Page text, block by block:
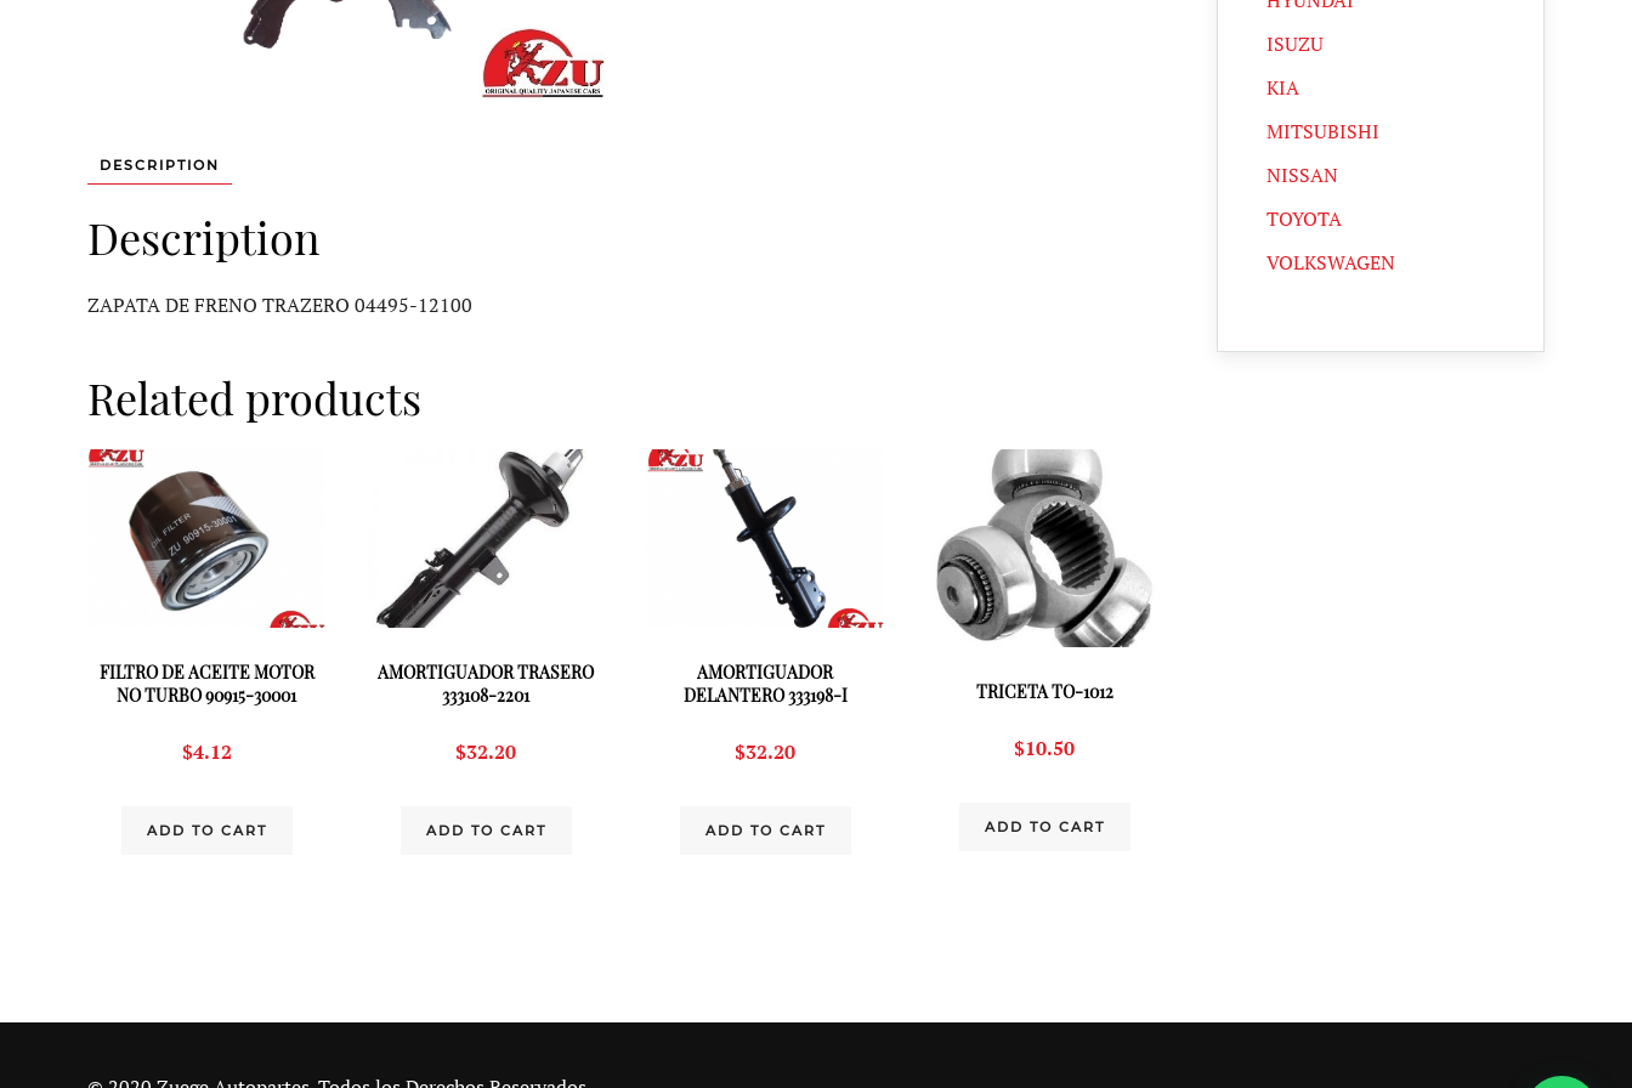
DESCRIPTION
Description
ZAPATA DE FRENO TRAZERO 04495-12100
Related products
FILTRO DE ACEITE MOTOR
NO TURBO 90915-30001
$4.12
ADD TO CART
AMORTIGUADOR TRASERO
333108-2201
$32.20
ADD TO CART
AMORTIGUADOR
DELANTERO 333198-I
$32.20
ADD TO CART
TRICETA TO-1012
$10.50
ADD TO CART
ISUZU
KIA
MITSUBISHI
NISSAN
TOYOTA
VOLKSWAGEN